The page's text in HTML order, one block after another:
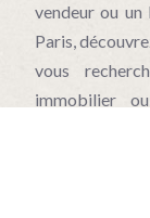
vendeur ou
Paris,
vous
immobilier